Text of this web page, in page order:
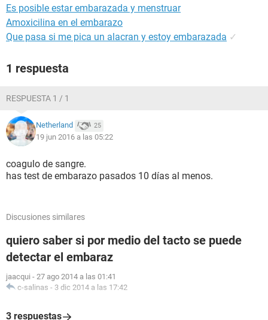
Es posible estar embarazada y menstruar
Amoxicilina en el embarazo
Que pasa si me pica un alacran y estoy embarazada ✓
1 respuesta
RESPUESTA 1 / 1
Netherland 25
19 jun 2016 a las 05:22
coagulo de sangre.
has test de embarazo pasados 10 días al menos.
Discusiones similares
quiero saber si por medio del tacto se puede
detectar el embaraz
jaacqui - 27 ago 2014 a las 01:41
c-salinas - 3 dic 2014 a las 17:42
3 respuestas